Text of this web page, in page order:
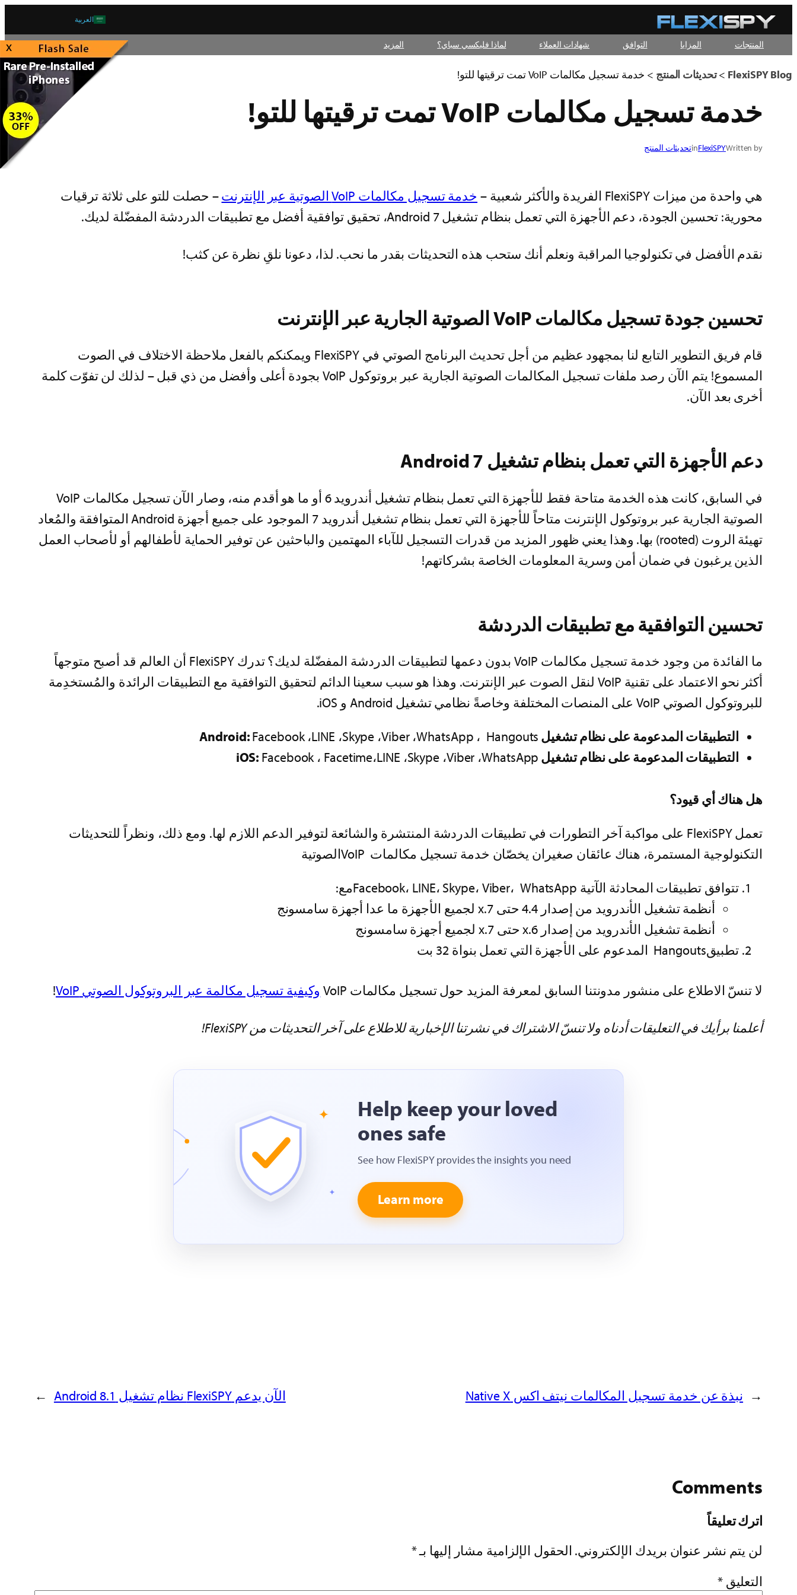
تخطى
إلى
المحتوى
العربية
المنتجات المزايا التوافق شهادات العملاء لماذا فليكسي سباي؟ المزيد x
FlexiSPY Blog
>تحديثات المنتج > خدمة تسجيل مكالمات VoIP تمت ترقيتها للتو!
خدمة تسجيل مكالمات VoIP تمت ترقيتها للتو!
Written by
FlexiSPY
inتحديثات المنتج
هي واحدة من ميزات FlexiSPY الفريدة والأكثر شعبية – خدمة تسجيل مكالمات VoIP الصوتية عبر الإنترنت
– حصلت للتو على ثلاثة ترقيات
محورية: تحسين الجودة، دعم الأجهزة التي تعمل بنظام تشغيل Android 7، تحقيق توافقية أفضل مع تطبيقات الدردشة المفضّلة لديك.
نقدم الأفضل في تكنولوجيا المراقبة ونعلم أنك ستحب هذه التحديثات بقدر ما نحب. لذا، دعونا نلقِ نظرة عن كثب!
تحسين جودة تسجيل مكالمات VoIP الصوتية الجارية عبر الإنترنت
قام فريق التطوير التابع لنا بمجهود عظيم من أجل تحديث البرنامج الصوتي في FlexiSPY ويمكنكم بالفعل ملاحظة الاختلاف في الصوت
المسموع! يتم الآن رصد ملفات تسجيل المكالمات الصوتية الجارية عبر بروتوكول VoIP بجودة أعلى وأفضل من ذي قبل – لذلك لن تفوّت كلمة
أخرى بعد الآن.
دعم الأجهزة التي تعمل بنظام تشغيل Android 7
في السابق، كانت هذه الخدمة متاحة فقط للأجهزة التي تعمل بنظام تشغيل أندرويد 6 أو ما هو أقدم منه، وصار الآن تسجيل مكالمات VoIP
الصوتية الجارية عبر بروتوكول الإنترنت متاحاً للأجهزة التي تعمل بنظام تشغيل أندرويد 7 الموجود على جميع أجهزة Android المتوافقة والمُعاد
تهيئة الروت (rooted) بها. وهذا يعني ظهور المزيد من قدرات التسجيل للآباء المهتمين والباحثين عن توفير الحماية لأطفالهم أو لأصحاب العمل
الذين يرغبون في ضمان أمن وسرية المعلومات الخاصة بشركاتهم!
تحسين التوافقية مع تطبيقات الدردشة
ما الفائدة من وجود خدمة تسجيل مكالمات VoIP بدون دعمها لتطبيقات الدردشة المفضّلة لديك؟ تدرك FlexiSPY أن العالم قد أصبح متوجهاً
أكثر نحو الاعتماد على تقنية VoIP لنقل الصوت عبر الإنترنت. وهذا هو سبب سعينا الدائم لتحقيق التوافقية مع التطبيقات الرائدة والمُستخدِمة
للبروتوكول الصوتي VoIP على المنصات المختلفة وخاصةً نظامي تشغيل Android و iOS.
التطبيقات المدعومة على نظام تشغيل Android:Facebook ،LINE ،Skype ،Viber ،WhatsApp ، Hangouts
التطبيقات المدعومة على نظام تشغيل
iOS: Facebook ، Facetime،LINE ،Skype ،Viber ،WhatsApp
هل هناك أي قيود؟
تعمل FlexiSPY على مواكبة آخر التطورات في تطبيقات الدردشة المنتشرة والشائعة لتوفير الدعم اللازم لها. ومع ذلك، ونظراً للتحديثات
التكنولوجية المستمرة، هناك عائقان صغيران يخصّان خدمة تسجيل مكالمات VoIPالصوتية
تتوافق تطبيقات المحادثة الآتية Facebook، LINE، Skype، Viber، WhatsAppمع:
أنظمة تشغيل الأندرويد من إصدار 4.4 حتى 7.x لجميع الأجهزة ما عدا أجهزة سامسونج
أنظمة تشغيل الأندرويد من إصدار 6.x حتى 7.x لجميع أجهزة سامسونج
تطبيقHangouts المدعوم على الأجهزة التي تعمل بنواة 32 بت
لا تنسّ الاطلاع على منشور مدونتنا السابق لمعرفة المزيد حول تسجيل مكالمات VoIP وكيفية تسجيل مكالمة عبر البروتوكول الصوتي VoIP !
أعلمنا برأيك في التعليقات أدناه ولا تنسّ الاشتراك في نشرتنا الإخبارية للاطلاع على آخر التحديثات منFlexiSPY
!
Help keep your loved
ones safe
See how FlexiSPY provides the insights you need
Learn more
← نبذة عن خدمة تسجيل المكالمات نيتف اكس Native X الآن يدعم FlexiSPY نظام تشغيل Android 8.1 →
Comments
اترك تعليقاً
لن يتم نشر عنوان بريدك الإلكتروني. الحقول الإلزامية مشار إليها بـ*
التعليق*